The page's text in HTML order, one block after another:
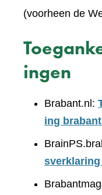
(voorheen de
ingen
Brabant.nl:
ing
sverklaring